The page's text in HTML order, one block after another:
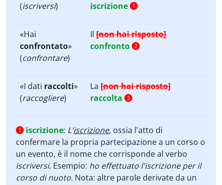
(iscriversi)
iscrizione
1
«Hai
confrontato»
(confrontare)
Il [non hai risposto]
confronto 2
«I dati raccolti»
(raccogliere)
La [non hai risposto]
raccolta
3
1 iscrizione: L'iscrizione, ossia l'atto di
confermare la propria partecipazione a un corso o
un evento, è il nome che corrisponde al verbo
iscriversi. Esempio: ho effettuato l'iscrizione per il
corso di nuoto. Nota: altre parole derivate da un